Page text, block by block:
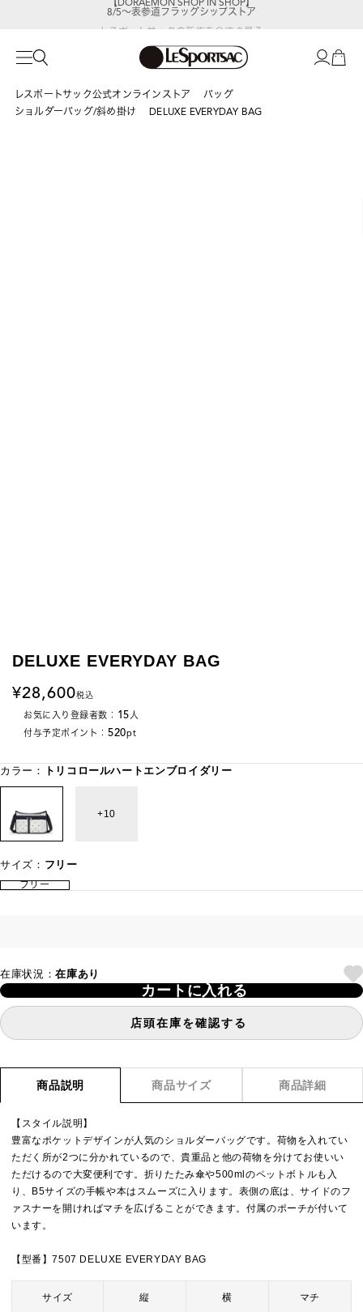
8/5～表参道フラッグシップストア
レスポートサック公式オンラインストア
バッグ
ショルダーバッグ/斜め掛け
DELUXE EVERYDAY BAG
DELUXE EVERYDAY BAG
28,600税込
お気に入り登録者数： 15人
付与予定ポイント： 520pt
カラー： トリコロールハートエンブロイダリー
10
サイズ： フリー
フリー
在庫状況：在庫あり
カートに入れる
店頭在庫を確認する
商品説明 商品サイズ 商品詳細
【スタイル説明】
豊富なポケットデザインが人気のショルダーバッグです。荷物を入れてい
ただく所が2つに分かれているので、貴重品と他の荷物を分けてお使いい
ただけるので大変便利です。折りたたみ傘や500mlのペットボトルも入
り、B5サイズの手帳や本はスムーズに入ります。表側の底は、サイドのフ
ァスナーを開ければマチを広げることができます。付属のポーチが付いて
います。
【型番】7507 DELUXE EVERYDAY BAG
サイズ 縦 横 マチ